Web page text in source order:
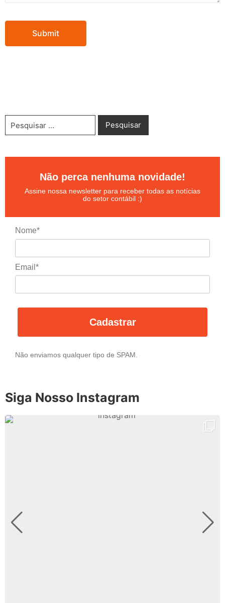
Não perca nenhuma novidade!
Assine nossa newsletter para receber todas as notícias
do setor contábil :)
Nome*
Email*
Cadastrar
Não enviamos qualquer tipo de SPAM.
Siga Nosso Instagram